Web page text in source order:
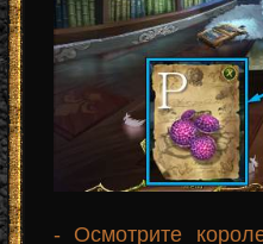
- Осмотрите